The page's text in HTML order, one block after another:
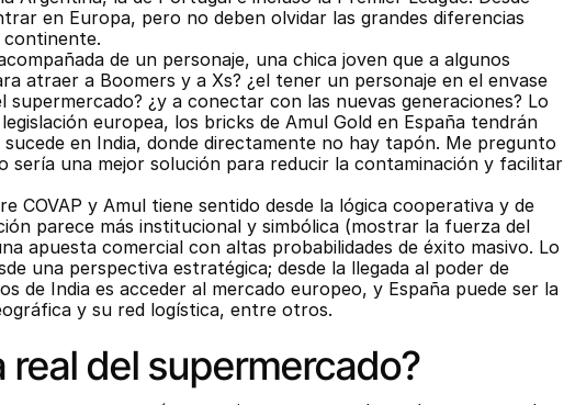
en Europa, pero no deben olvidar las grandes diferencias
continente.
de un personaje, una chica joven que a algunos
atraer a Boomers y a Xs? ¿el tener un personaje en el envase
¿y a conectar con las nuevas generaciones? Lo
europea, los bricks de Amul Gold en España tendrán
en India, donde directamente no hay tapón. Me pregunto
sería una mejor solución para reducir la contaminación y facilitar
COVAP y Amul tiene sentido desde la lógica cooperativa y de
parece más institucional y simbólica (mostrar la fuerza del
apuesta comercial con altas probabilidades de éxito masivo. Lo
una perspectiva estratégica; desde la llegada al poder de
de India es acceder al mercado europeo, y España puede ser la
y su red logística, entre otros.
del supermercado?